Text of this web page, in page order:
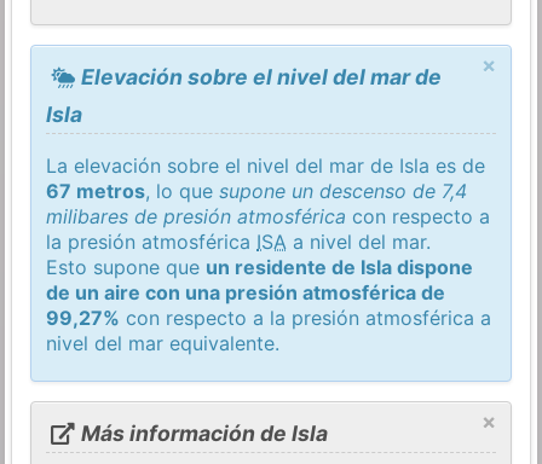
×
Elevación sobre el nivel del mar de
Isla
La elevación sobre el nivel del mar de Isla es de
67 metros, lo quesupone un descenso de 7,4
milibares de presión atmosférica con respecto a
la presión atmosférica ISA a nivel del mar.
Esto supone que un residente de Isla dispone
de un aire con una presión atmosférica de
99,27% con respecto a la presión atmosférica a
nivel del mar equivalente.
×
Más información de Isla